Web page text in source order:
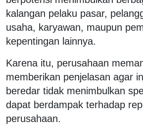
kalangan pelaku pasar,
usaha, karyawan, maupun
kepentingan lainnya.
Karena itu, perusahaan
memberikan penjelasan agar
beredar tidak menimbulkan
dapat berdampak terhadap
perusahaan.